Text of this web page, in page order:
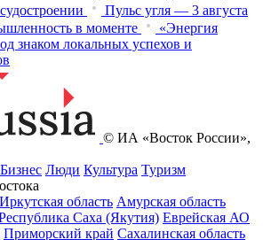
Пульс угля — 3 августа
в моменте
«Энергия
знаком локальных успехов и
© ИА «Восток России»,
Бизнес Люди Культура Туризм
Иркутская область Амурская область
Саха (Якутия) Еврейская АО
Приморский край Сахалинская область